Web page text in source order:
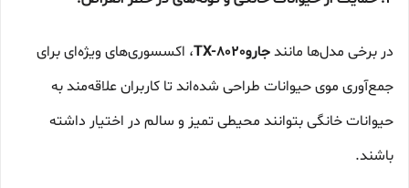
در برخی مدل‌ها مانندجاروTX-8020، اکسسوری‌های ویژه‌ای برای
جمع‌آوری موی حیوانات طراحی شده‌اند تا کاربران علاقه‌مند به
حیوانات خانگی بتوانند محیطی تمیز و سالم در اختیار داشته
باشند.